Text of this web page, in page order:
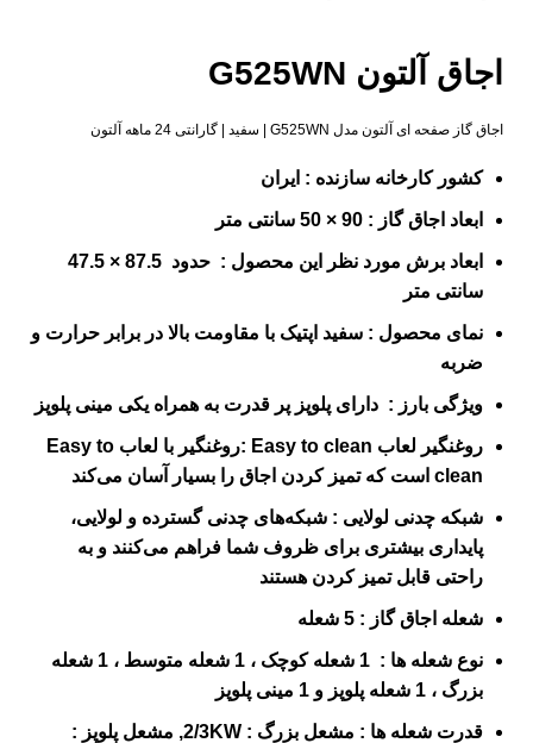
اجاق آلتون G525WN
اجاق گاز صفحه ای آلتون مدل G525WN | سفید | گارانتی 24 ماهه آلتون
کشور کارخانه سازنده : ایران
ابعاد اجاق گاز : 90 × 50 سانتی متر
ابعاد برش مورد نظر این محصول : حدود 87.5 × 47.5
سانتی متر
نمای محصول : سفید اپتیک با مقاومت بالا در برابر حرارت و
ضربه
ویژگی بارز : دارای پلوپز پر قدرت به همراه یکی مینی پلوپز
روغنگیر لعاب Easy to clean :روغنگیر با لعاب Easy to
clean است که تمیز کردن اجاق را بسیار آسان می‌کند
شبکه چدنی لولایی : شبکه‌های چدنی گسترده و لولایی،
پایداری بیشتری برای ظروف شما فراهم می‌کنند و به
راحتی قابل تمیز کردن هستند
شعله اجاق گاز : 5 شعله
نوع شعله ها : 1 شعله کوچک ، 1 شعله متوسط ، 1 شعله
بزرگ ، 1 شعله پلوپز و 1 مینی پلوپز
قدرت شعله ها : مشعل بزرگ : 2/3KW, مشعل پلوپز :